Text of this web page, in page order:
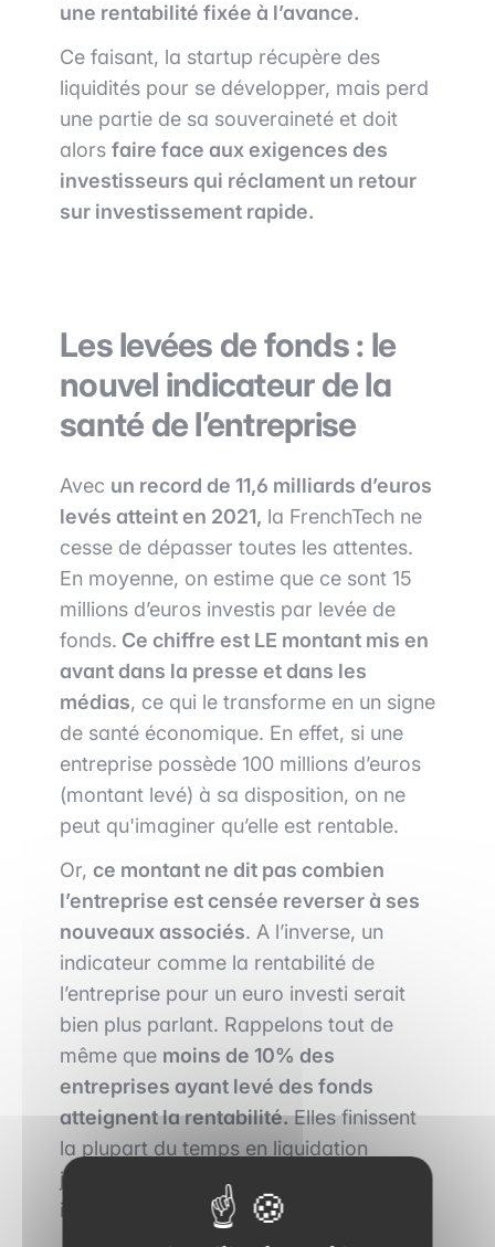
une rentabilité fixée à l’avance.
Ce faisant, la startup récupère des
liquidités pour se développer, mais perd
une partie de sa souveraineté et doit
alors faire face aux exigences des
investisseurs qui réclament un retour
sur investissement rapide.
Les levées de fonds : le
nouvel indicateur de la
santé de l’entreprise
Avec un record de 11,6 milliards d’euros
levés atteint en 2021, la FrenchTech ne
cesse de dépasser toutes les attentes.
En moyenne, on estime que ce sont 15
millions d’euros investis par levée de
fonds. Ce chiffre est LE montant mis en
avant dans la presse et dans les
médias, ce qui le transforme en un signe
de santé économique. En effet, si une
entreprise possède 100 millions d’euros
(montant levé) à sa disposition, on ne
peut qu'imaginer qu’elle est rentable.
Or, ce montant ne dit pas combien
l’entreprise est censée reverser à ses
nouveaux associés. A l’inverse, un
indicateur comme la rentabilité de
l’entreprise pour un euro investi serait
bien plus parlant. Rappelons tout de
même que moins de 10% des
entreprises ayant levé des fonds
atteignent la rentabilité.Elles finissent
la plupart du temps en liquidation
judiciaire afin de pouvoir rembourser les
investisseurs.